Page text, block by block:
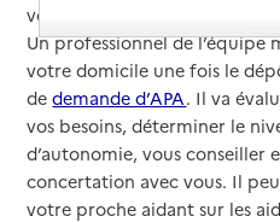
votre quotidien en
Un professionnel de l’équipe
votre domicile une fois le
dedemande d’APA. Il va
vos besoins, déterminer le
d’autonomie, vous conseiller
concertation avec vous. Il
votre proche aidant sur les